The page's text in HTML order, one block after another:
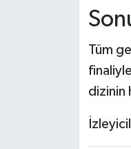
Tüm
dizinin